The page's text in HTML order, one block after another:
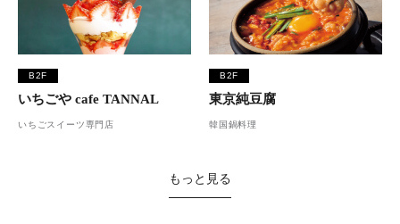
B2F
いちごや cafe TANNAL
いちごスイーツ専門店
B2F
東京純豆腐
韓国鍋料理
もっと見る